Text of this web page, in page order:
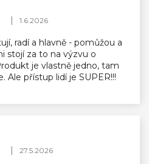
je 5 z 5 hvězdiček.
| 1.6.2026
radí a hlavně - pomůžou a
stojí za to na výzvu o
je vlastně jedno, tam
Ale přístup lidí je SUPER!!!
je 5 z 5 hvězdiček.
| 27.5.2026